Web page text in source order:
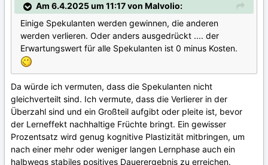
Am 6.4.2025 um 11:17 von Malvolio:
Einige Spekulanten werden gewinnen, die anderen
werden verlieren. Oder anders ausgedrückt .... der
Erwartungswert für alle Spekulanten ist 0 minus Kosten.
Da würde ich vermuten, dass die Spekulanten nicht
gleichverteilt sind. Ich vermute, dass die Verlierer in der
Überzahl sind und ein Großteil aufgibt oder pleite ist, bevor
der Lerneffekt nachhaltige Früchte bringt. Ein gewisser
Prozentsatz wird genug kognitive Plastizität mitbringen, um
nach einer mehr oder weniger langen Lernphase auch ein
halbwegs stabiles positives Dauerergebnis zu erreichen.